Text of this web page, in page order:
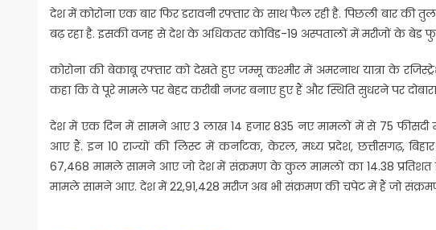
देश में कोरोना एक बार फिर डरावनी रफ्तार के साथ फैल रही है. पिछली बार की
बढ़ रहा है. इसकी वजह से देश के अधिकतर कोविड-19 अस्पतालों में मरीजों के बेड
कोरोना की बेकाबू रफ्तार को देखते हुए जम्मू कश्मीर में अमरनाथ यात्रा के
कहा कि वे पूरे मामले पर बेहद करीबी नजर बनाए हुए हैं और स्थिति सुधरने पर
देश में एक दिन में सामने आए 3 लाख 14 हजार 835 नए मामलों में से 75 फीसदी
आए हैं. इन 10 राज्यों की लिस्ट में कर्नाटक, केरल, मध्य प्रदेश, छत्तीसगढ़,
67,468 मामले सामने आए जो देश में संक्रमण के कुल मामलों का 14.38 प्रतिशत
मामले सामने आए. देश में 22,91,428 मरीज अब भी संक्रमण की चपेट में हैं जो